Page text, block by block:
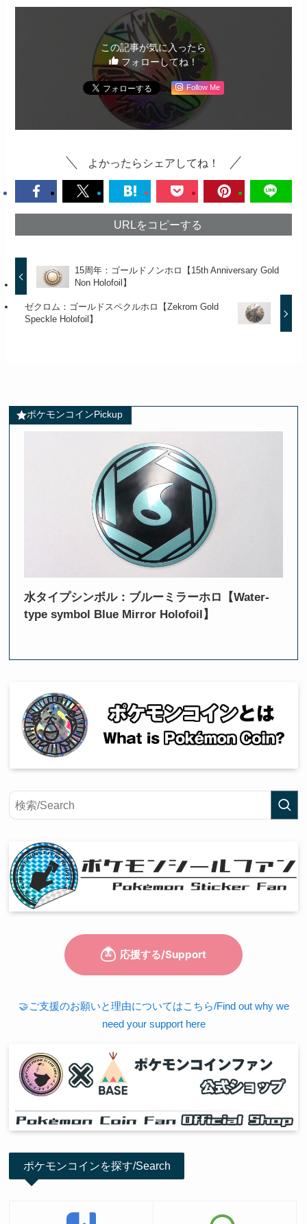
この記事が気に入ったら
フォローしてね！
Follow Me
よかったらシェアしてね！
URLをコピーする
15周年：ゴールドノンホロ【15th Anniversary Gold
Non Holofoil】
ゼクロム：ゴールドスペクルホロ【Zekrom Gold
Speckle Holofoil】
ポケモンコインPickup
水タイプシンボル：ブルーミラーホロ【Water-
type symbol Blue Mirror Holofoil】
🤝ご支援のお願いと理由についてはこちら/Find out why we
need your support here
ポケモンコインを探す/Search